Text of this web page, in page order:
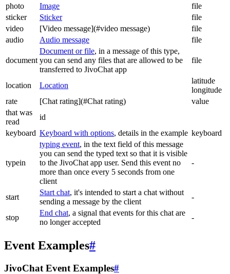
photo
Image
file
sticker
Sticker
file
video
[Video message](#video message)
file
audio
Audio message file
document
Document or file, in a message of this type,
you can send any files that are allowed to be
transferred to JivoChat app
file
location Location
latitude
longitude
rate
[Chat rating](#Chat rating)
value
that was
read
id
keyboard Keyboard with options, details in the example keyboard
typein
typing event, in the text field of this message
you can send the typed text so that it is visible
to the JivoChat app user. Send this event no
more than once every 5 seconds from one
client
-
start
Start chat, it's intended to start a chat without
sending a message by the client
-
stop
End chat, a signal that events for this chat are
no longer accepted
-
Event Examples#
JivoChat Event Examples#